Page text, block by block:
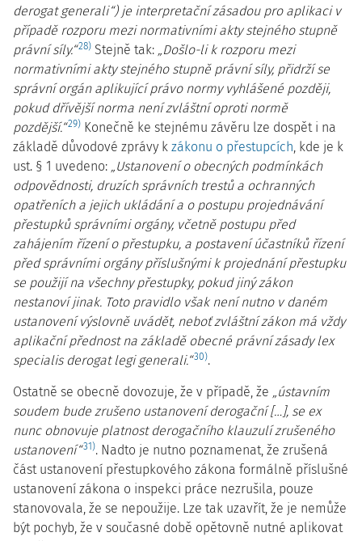
derogat generali“) je interpretační zásadou pro aplikaci v
případě rozporu mezi normativními akty stejného stupně
právní síly.“28) Stejně tak: „Došlo-li k rozporu mezi
normativními akty stejného stupně právní síly, přidrží se
správní orgán aplikující právo normy vyhlášené později,
pokud dřívější norma není zvláštní oproti normě
pozdější.“29) Konečně ke stejnému závěru lze dospět i na
základě důvodové zprávy k zákonu o přestupcích, kde je k
ust. § 1 uvedeno: „Ustanovení o obecných podmínkách
odpovědnosti, druzích správních trestů a ochranných
opatřeních a jejich ukládání a o postupu projednávání
přestupků správními orgány, včetně postupu před
zahájením řízení o přestupku, a postavení účastníků řízení
před správními orgány příslušnými k projednání přestupku
se použijí na všechny přestupky, pokud jiný zákon
nestanoví jinak. Toto pravidlo však není nutno v daném
ustanovení výslovně uvádět, neboť zvláštní zákon má vždy
aplikační přednost na základě obecné právní zásady lex
specialis derogat legi generali.“30).
Ostatně se obecně dovozuje, že v případě, že „ústavním
soudem bude zrušeno ustanovení derogační […], se ex
nunc obnovuje platnost derogačního klauzulí zrušeného
ustanovení“31). Nadto je nutno poznamenat, že zrušená
část ustanovení přestupkového zákona formálně příslušné
ustanovení zákona o inspekci práce nezrušila, pouze
stanovovala, že se nepoužije. Lze tak uzavřít, že je nemůže
být pochyb, že v současné době opětovně nutné aplikovat